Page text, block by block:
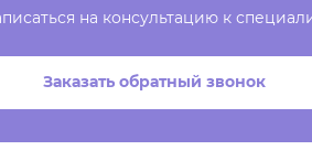
на консультацию к
Заказать обратный звонок